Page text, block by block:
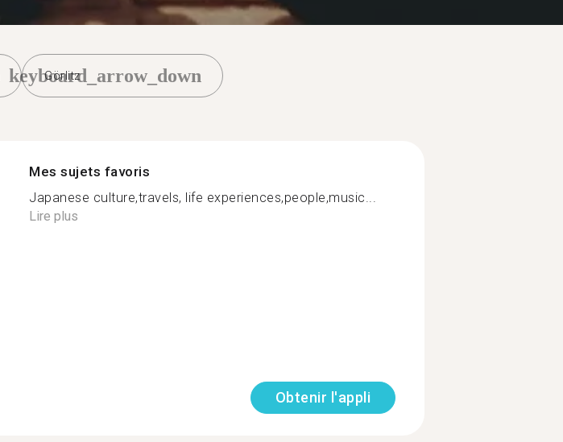
Görlitz
keyboard_arrow_down
Mes sujets favoris
Japanese culture,travels, life experiences,people,music...
Lire plus
Obtenir l'appli